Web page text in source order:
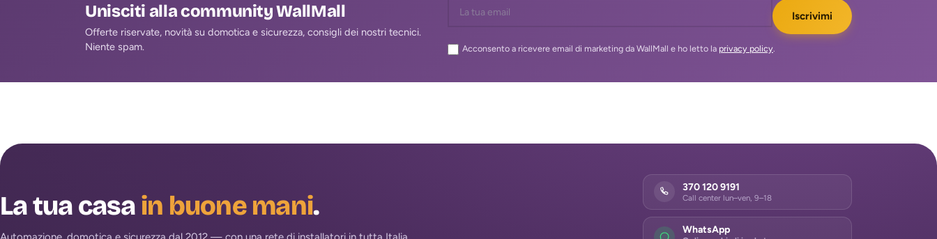
Unisciti alla community WallMall
Offerte riservate, novità su domotica e sicurezza, consigli dei nostri tecnici.
Niente spam.
Iscrivimi
Acconsento a ricevere email di marketing da WallMall e ho letto la privacy policy
La tua casa in buone mani.
370 120 9191
Call center lun–ven, 9–18
WhatsApp